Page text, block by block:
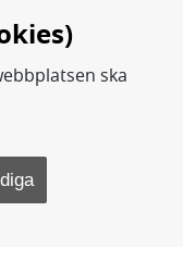
och
ska